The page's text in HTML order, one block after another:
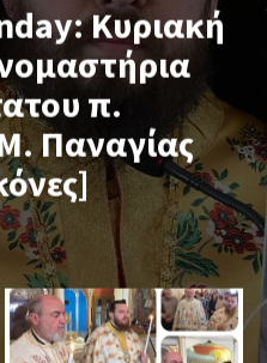
Κυριακή
π.
Παναγίας